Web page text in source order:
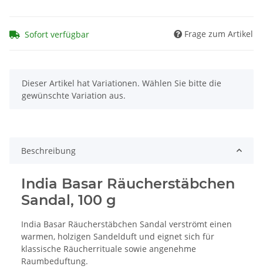
Sofort verfügbar Frage zum Artikel
x
Dieser Artikel hat Variationen. Wählen Sie bitte die
gewünschte Variation aus.
Beschreibung
India Basar Räucherstäbchen
Sandal, 100 g
India Basar Räucherstäbchen Sandal verströmt einen
warmen, holzigen Sandelduft und eignet sich für
klassische Räucherrituale sowie angenehme
Raumbeduftung.